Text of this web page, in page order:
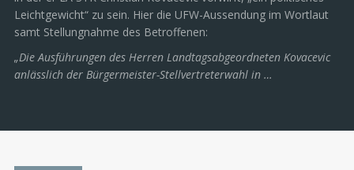
Leichtgewicht“ zu sein. Hier die UFW-Aussendung im Wortlaut
samt Stellungnahme des Betroffenen:
„Die Ausführungen des Herren Landtagsabgeordneten Kovacevic
anlässlich der Bürgermeister-Stellvertreterwahl in …